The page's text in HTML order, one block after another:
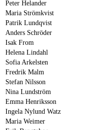
Peter Helander
Maria Strömkvist
Patrik Lundqvist
Anders Schröder
Isak From
Helena Lindahl
Sofia Arkelsten
Fredrik Malm
Stefan Nilsson
Nina Lundström
Emma Henriksson
Ingela Nylund Watz
Maria Weimer